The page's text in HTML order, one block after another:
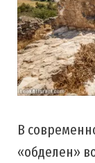
В
«обделен»